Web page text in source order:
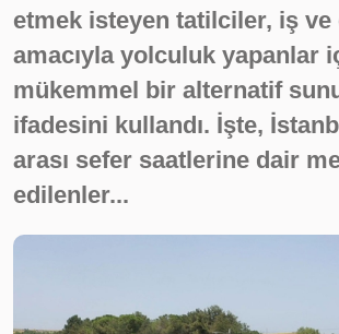
etmek isteyen tatilciler, iş ve
amacıyla yolculuk yapanlar
mükemmel bir alternatif
ifadesini kullandı. İşte,
arası sefer saatlerine dair
edilenler...